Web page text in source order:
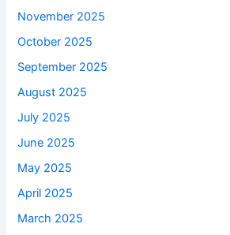
November 2025
October 2025
September 2025
August 2025
July 2025
June 2025
May 2025
April 2025
March 2025